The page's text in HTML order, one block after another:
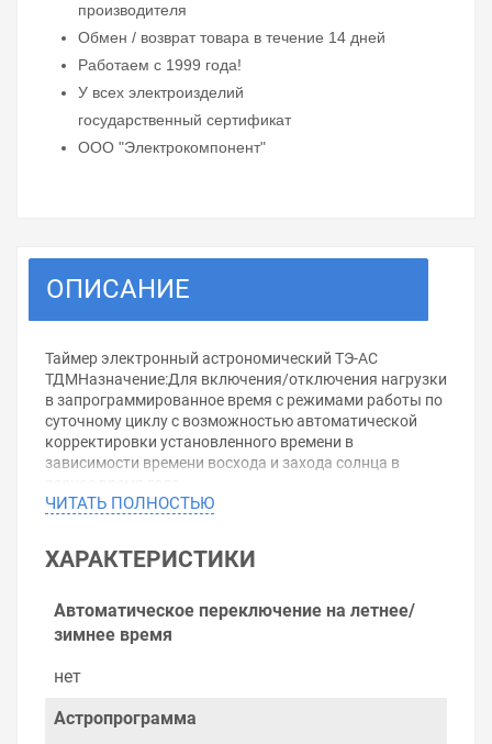
производителя
Обмен / возврат товара в течение 14 дней
Работаем с 1999 года!
У всех электроизделий
государственный сертификат
ООО "Электрокомпонент"
ОПИСАНИЕ
Таймер электронный астрономический ТЭ-АС
ТДМНазначение:Для включения/отключения нагрузки
в запрограммированное время с режимами работы по
суточному циклу с возможностью автоматической
корректировки установленного времени в
зависимости времени восхода и захода солнца в
Применение:В промышленных и бытовых
освещением.
Управление уличным освещением, подсветкой
Управление подсветкой рекламных конструкций
Управление внутренним освещением: подсветка
центров, коридоров гостиниц, производственных
Материалы:корпус прибора из не поддерживающего
ЧИТАТЬ ПОЛНОСТЬЮ
ХАРАКТЕРИСТИКИ
Автоматическое переключение на летнее/
зимнее время
нет
Астропрограмма